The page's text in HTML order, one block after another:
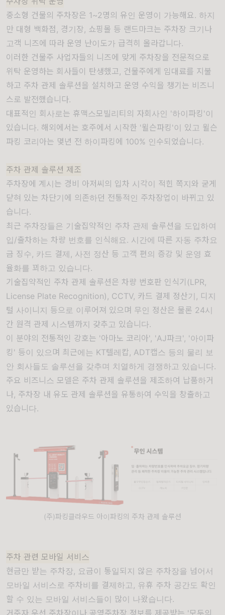
중소형 건물의 주차장은 1~2명의 유인 운영이 가능해요. 하지
만 대형 백화점, 경기장, 쇼핑몰 등 랜드마크는 주차장 크기나
고객 니즈에 따라 운영 난이도가 급격히 올라갑니다.
이러한 건물주 사업자들의 니즈에 맞게 주차장을 전문적으로
위탁 운영하는 회사들이 탄생했고, 건물주에게 임대료를 지불
하고 주차 관제 솔루션을 설치하고 운영 수익을 챙기는 비즈니
스로 발전했습니다.
대표적인 회사로는 휴맥스모빌리티의 자회사인 '하이파킹'이
있습니다. 해외에서는 호주에서 시작한 '윌슨파킹'이 있고 윌슨
파킹 코리아는 몇년 전 하이파킹에 100% 인수되었습니다.
주차 관제 솔루션 제조
주차장에 계시는 경비 아저씨의 입차 시각이 적힌 쪽지와 굳게
닫혀 있는 차단기에 의존하던 전통적인 주차장업이 바뀌고 있
습니다.
최근 주차장들은 기술집약적인 주차 관제 솔루션을 도입하여
입/출차하는 차량 번호를 인식해요. 시간에 따른 자동 주차요
금 징수, 카드 결제, 사전 정산 등 고객 편의 증강 및 운영 효
율화를 꾀하고 있습니다.
기술집약적인 주차 관제 솔루션은 차량 번호판 인식기(LPR,
License Plate Recognition), CCTV, 카드 결제 정산기, 디지
털 사이니지 등으로 이루어져 있으며 무인 정산은 물론 24시
간 원격 관제 시스템까지 갖추고 있습니다.
이 분야의 전통적인 강호는 '아마노 코리아', 'AJ파크', '아이파
킹' 등이 있으며 최근에는 KT텔레캅, ADT캡스 등의 물리 보
안 회사들도 솔루션을 갖추며 치열하게 경쟁하고 있습니다.
주요 비즈니스 모델은 주차 관제 솔루션을 제조하여 납품하거
나, 주차장 내 유도 관제 솔루션을 유통하여 수익을 창출하고
있습니다.
(주)파킹클라우드 아이파킹의 주차 관제 솔루션
주차 관련 모바일 서비스
현금만 받는 주차장, 요금이 통일되지 않은 주차장을 넘어서
모바일 서비스로 주차비를 결제하고, 유휴 주차 공간도 확인
할 수 있는 모바일 서비스들이 많이 나왔습니다.
거주자 우선 주차장이나 공영주차장 정보를 제공받는 '모두의